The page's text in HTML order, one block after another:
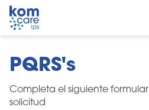
PQRS's
Completa el siguiente
solicitud